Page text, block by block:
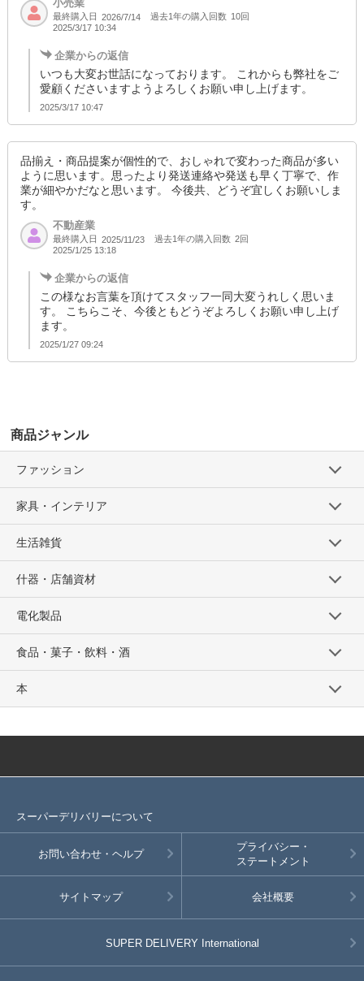
小売業
最終購入日 2026/7/14 過去1年の購入回数 10回
2025/3/17 10:34
企業からの返信
いつも大変お世話になっております。 これからも弊社をご
愛顧くださいますようよろしくお願い申し上げます。
2025/3/17 10:47
品揃え・商品提案が個性的で、おしゃれで変わった商品が多い
ように思います。思ったより発送連絡や発送も早く丁寧で、作
業が細やかだなと思います。 今後共、どうぞ宜しくお願いしま
す。
不動産業
最終購入日 2025/11/23 過去1年の購入回数 2回
2025/1/25 13:18
企業からの返信
この様なお言葉を頂けてスタッフ一同大変うれしく思いま
す。 こちらこそ、今後ともどうぞよろしくお願い申し上げ
ます。
2025/1/27 09:24
商品ジャンル
ファッション
家具・インテリア
生活雑貨
什器・店舗資材
電化製品
食品・菓子・飲料・酒
本
スーパーデリバリーについて
お問い合わせ・ヘルプ
プライバシー・
ステートメント
サイトマップ 会社概要
SUPER DELIVERY International